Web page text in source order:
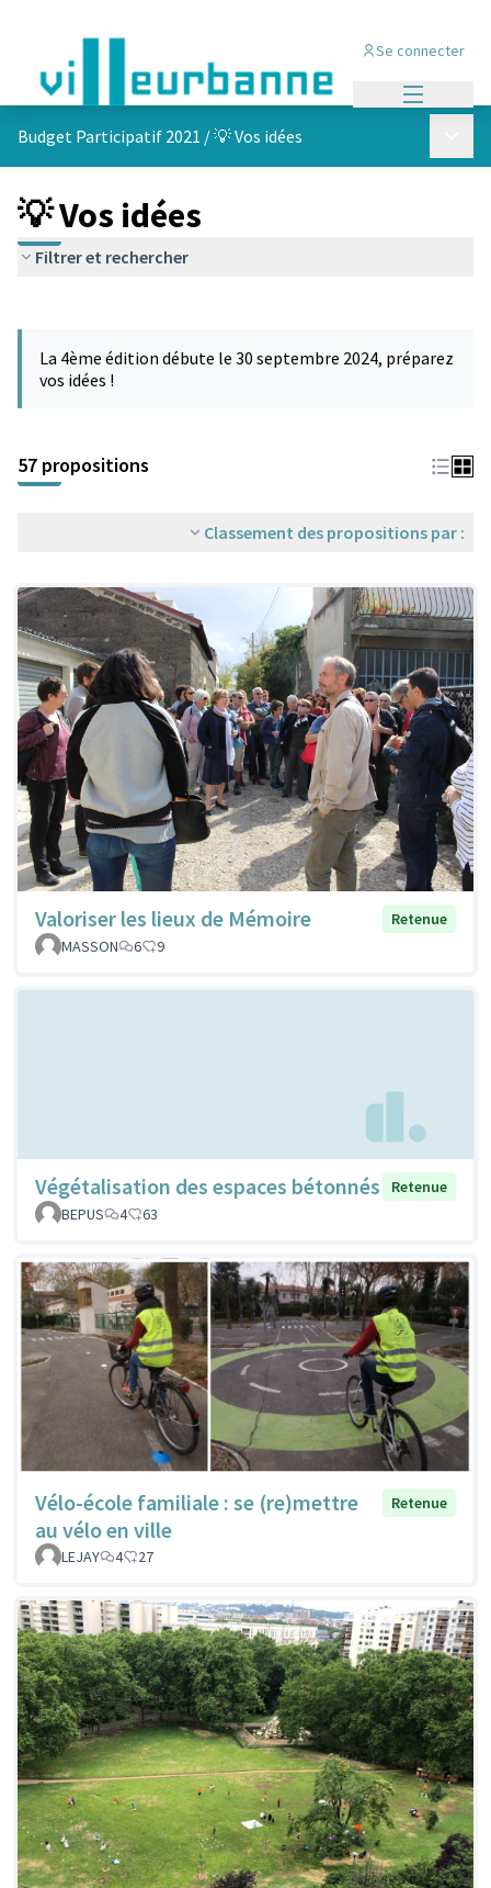
Se connecter
Budget Participatif 2021 /💡 Vos idées
💡 Vos idées
Filtrer et rechercher
La 4ème édition débute le 30 septembre 2024, préparez
vos idées !
57 propositions
Classement des propositions par :
Valoriser les lieux de Mémoire
Retenue
MASSON
6 9
Végétalisation des espaces bétonnés
Retenue
BEPUS
4 63
Vélo-école familiale : se (re)mettre
au vélo en ville
Retenue
LEJAY 4 27